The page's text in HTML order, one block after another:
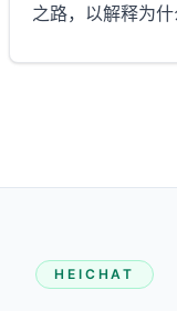
之路，以解释为什
HEICHAT